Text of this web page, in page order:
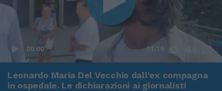
00:00 01:16
Leonardo Maria Del Vecchio dall'ex compagna
in ospedale. Le dichiarazioni ai giornalisti